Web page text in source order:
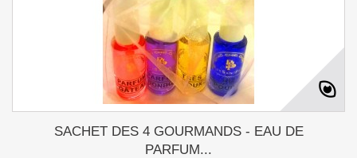
SACHET DES 4 GOURMANDS - EAU DE
PARFUM...